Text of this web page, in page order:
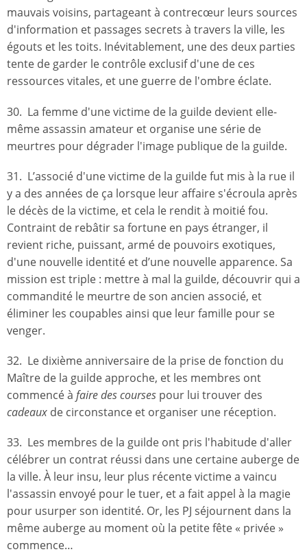
mauvais voisins, partageant à contrecœur leurs sources
d'information et passages secrets à travers la ville, les
égouts et les toits. Inévitablement, une des deux parties
tente de garder le contrôle exclusif d'une de ces
ressources vitales, et une guerre de l'ombre éclate.
30. La femme d'une victime de la guilde devient elle-
même assassin amateur et organise une série de
meurtres pour dégrader l'image publique de la guilde.
31. L’associé d'une victime de la guilde fut mis à la rue il
y a des années de ça lorsque leur affaire s'écroula après
le décès de la victime, et cela le rendit à moitié fou.
Contraint de rebâtir sa fortune en pays étranger, il
revient riche, puissant, armé de pouvoirs exotiques,
d'une nouvelle identité et d’une nouvelle apparence. Sa
mission est triple : mettre à mal la guilde, découvrir qui a
commandité le meurtre de son ancien associé, et
éliminer les coupables ainsi que leur famille pour se
venger.
32. Le dixième anniversaire de la prise de fonction du
Maître de la guilde approche, et les membres ont
commencé à faire des courses pour lui trouver des
cadeaux de circonstance et organiser une réception.
33. Les membres de la guilde ont pris l'habitude d'aller
célébrer un contrat réussi dans une certaine auberge de
la ville. À leur insu, leur plus récente victime a vaincu
l'assassin envoyé pour le tuer, et a fait appel à la magie
pour usurper son identité. Or, les PJ séjournent dans la
même auberge au moment où la petite fête « privée »
commence…